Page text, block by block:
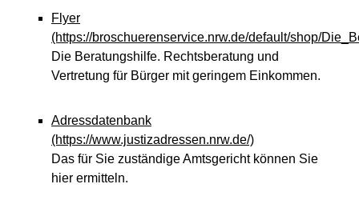
Flyer
(https://broschuerenservice.nrw.de/default/shop/
Die Beratungshilfe. Rechtsberatung und
Vertretung für Bürger mit geringem Einkommen.
Adressdatenbank
(https://www.justizadressen.nrw.de/)
Das für Sie zuständige Amtsgericht können Sie
hier ermitteln.